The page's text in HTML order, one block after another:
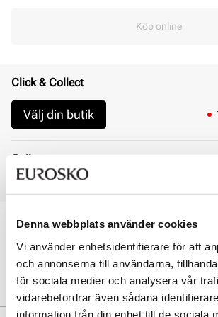
Denna webbplats använder cookies
Vi använder enhetsidentifierare för att
och annonserna till användarna,
för sociala medier och analysera vår
vidarebefordrar även sådana
information från din enhet till de sociala
Köp online
Click & Collect
Välj din butik
Online
Den valda produkten är ej tillgänglig online
Öppet köp i 30 dagar
Gratis retur i butik